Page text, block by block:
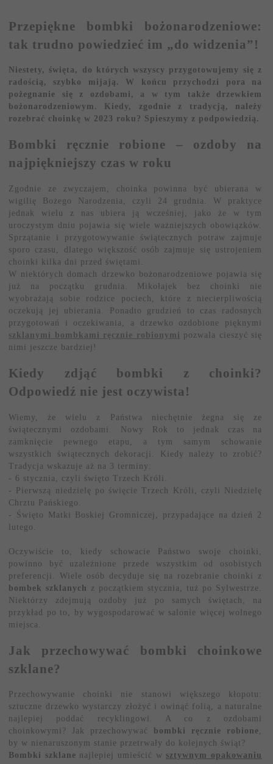
Przepiękne bombki bożonarodzeniowe:
tak trudno powiedzieć im „do widzenia”!
Niestety, święta, do których wszyscy przygotowujemy się z
radością, szybko mijają. W końcu przychodzi pora na
pożegnanie się z ozdobami, a w tym także drzewkiem
bożonarodzeniowym. Kiedy, zgodnie z tradycją, należy
rozebrać choinkę w 2023 roku? Spieszymy z podpowiedzią.
Bombki ręcznie robione – ozdoby na
najpiękniejszy czas w roku
Zgodnie ze zwyczajem, choinka powinna być ubierana w
wigilię Bożego Narodzenia, czyli 24 grudnia. W praktyce
jednak wielu z nas ubiera ją wcześniej, jako że w tym
uroczystym dniu pojawia się wiele ważniejszych obowiązków.
Sprzątanie i przygotowywanie świątecznych potraw zajmuje
sporo czasu, dlatego większość osób zajmuje się ustrojeniem
choinki kilka dni przed świętami.
W niektórych domach drzewko bożonarodzeniowe pojawia się
już na początku grudnia. Mikołajek bez choinki nie
wyobrażają sobie rodzice pociech, które z niecierpliwością
oczekują jej ubierania. Ponadto grudzień to czas radosnych
przygotowań i oczekiwania, a drzewko ozdobione pięknymi
szklanymi bombkami ręcznie robionymi pozwala cieszyć się
nimi jeszcze bardziej!
Kiedy zdjąć bombki z choinki?
Odpowiedź nie jest oczywista!
Wiemy, że wielu z Państwa niechętnie żegna się ze
świątecznymi ozdobami. Nowy Rok to jednak czas na
zamknięcie pewnego etapu, a tym samym schowanie
wszystkich świątecznych dekoracji. Kiedy należy to zrobić?
Tradycja wskazuje aż na 3 terminy:
- 6 stycznia, czyli święto Trzech Króli.
- Pierwszą niedzielę po święcie Trzech Króli, czyli Niedzielę
Chrztu Pańskiego.
- Święto Matki Boskiej Gromniczej, przypadające na dzień 2
lutego.
Oczywiście to, kiedy schowacie Państwo swoje choinki,
powinno być uzależnione przede wszystkim od osobistych
preferencji. Wiele osób decyduje się na rozebranie choinki z
bombek szklanych z początkiem stycznia, tuż po Sylwestrze.
Niektórzy zdejmują ozdoby już po samych świętach, na
przykład po to, by wygospodarować w salonie więcej wolnego
miejsca.
Jak przechowywać bombki choinkowe
szklane?
Przechowywanie choinki nie stanowi większego kłopotu:
sztuczne drzewko wystarczy złożyć i owinąć folią, a naturalne
najlepiej poddać recyklingowi. A co z ozdobami
choinkowymi? Jak przechowywać
bombki ręcznie robione,
by w nienaruszonym stanie przetrwały do kolejnych świąt?
Bombki szklane najlepiej umieścić w sztywnym opakowaniu